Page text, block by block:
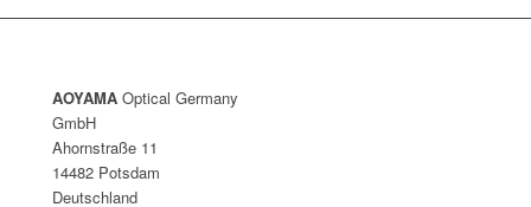
AOYAMA Optical Germany
GmbH
Ahornstraße 11
14482 Potsdam
Deutschland